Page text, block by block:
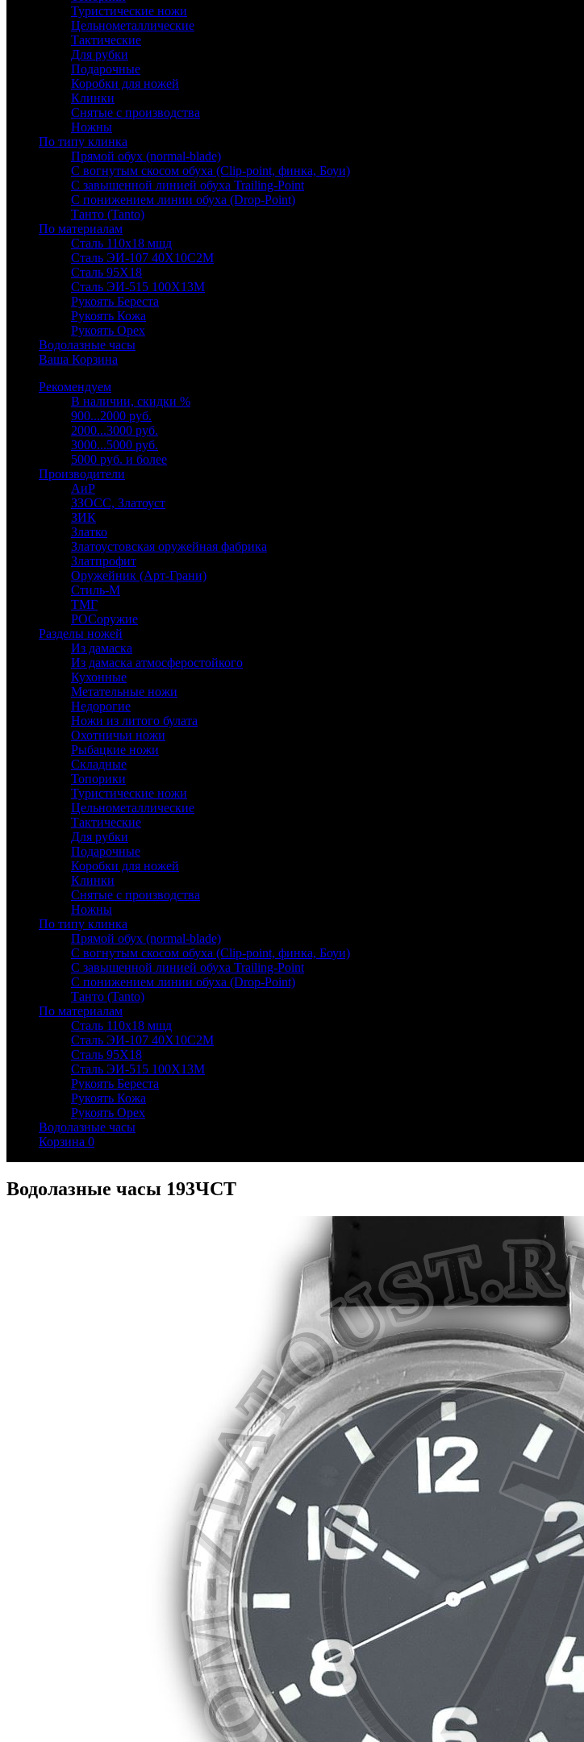
Туристические ножи
Цельнометаллические
Тактические
Для рубки
Подарочные
Коробки для ножей
Клинки
Снятые с производства
Ножны
По типу клинка
Прямой обух (normal-blade)
С вогнутым скосом обуха (Clip-point, финка, Боуи)
С завышенной линией обуха Trailing-Point
С понижением линии обуха (Drop-Point)
Танто (Tanto)
По материалам
Сталь 110х18 мшд
Сталь ЭИ-107 40Х10С2М
Сталь 95Х18
Сталь ЭИ-515 100Х13М
Рукоять Береста
Рукоять Кожа
Рукоять Орех
Водолазные часы
Ваша Корзина
Рекомендуем
В наличии, скидки %
900...2000 руб.
2000...3000 руб.
3000...5000 руб.
5000 руб. и более
Производители
АиР
ЗЗОСС, Златоуст
ЗИК
Златко
Златоустовская оружейная фабрика
Златпрофит
Оружейник (Арт-Грани)
Стиль-М
ТМГ
РОСоружие
Разделы ножей
Из дамаска
Из дамаска атмосферостойкого
Кухонные
Метательные ножи
Недорогие
Ножи из литого булата
Охотничьи ножи
Рыбацкие ножи
Складные
Топорики
Туристические ножи
Цельнометаллические
Тактические
Для рубки
Подарочные
Коробки для ножей
Клинки
Снятые с производства
Ножны
По типу клинка
Прямой обух (normal-blade)
С вогнутым скосом обуха (Clip-point, финка, Боуи)
С завышенной линией обуха Trailing-Point
С понижением линии обуха (Drop-Point)
Танто (Tanto)
По материалам
Сталь 110х18 мшд
Сталь ЭИ-107 40Х10С2М
Сталь 95Х18
Сталь ЭИ-515 100Х13М
Рукоять Береста
Рукоять Кожа
Рукоять Орех
Водолазные часы
Корзина 0
Водолазные часы 193ЧСТ